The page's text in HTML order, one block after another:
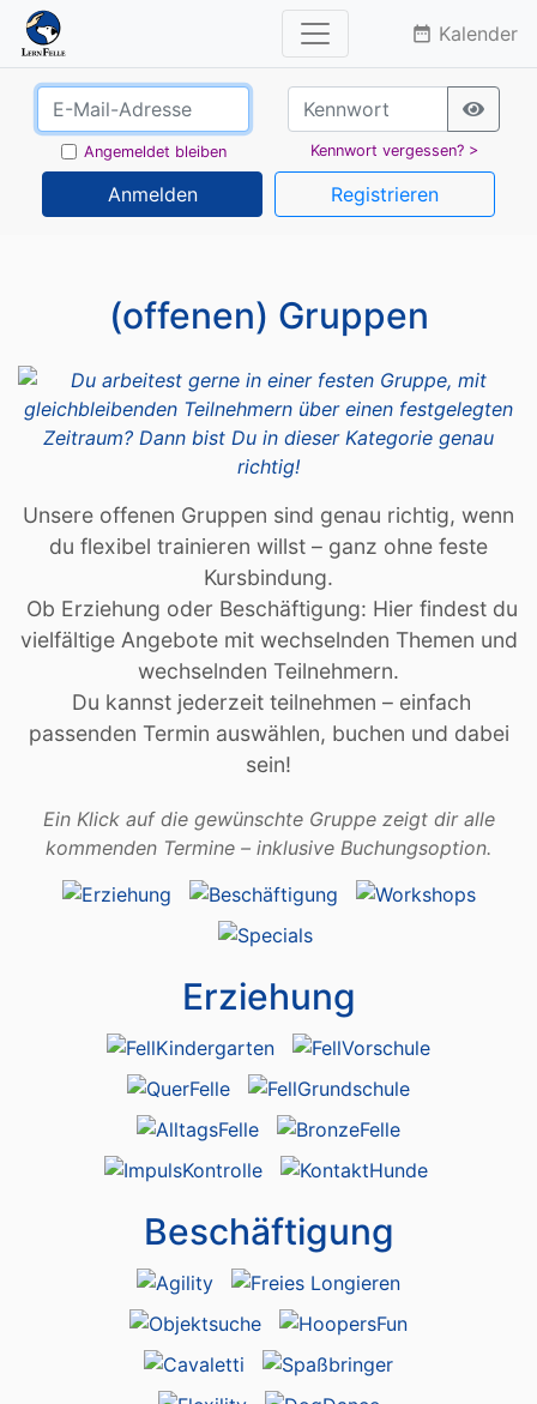
date_range Kalender
Angemeldet bleiben Kennwort vergessen? >
Anmelden Registrieren
(offenen) Gruppen
Unsere offenen Gruppen sind genau richtig, wenn
du flexibel trainieren willst – ganz ohne feste
Kursbindung.
Ob Erziehung oder Beschäftigung: Hier findest du
vielfältige Angebote mit wechselnden Themen und
wechselnden Teilnehmern.
Du kannst jederzeit teilnehmen – einfach
passenden Termin auswählen, buchen und dabei
sein!
Ein Klick auf die gewünschte Gruppe zeigt dir alle
kommenden Termine – inklusive Buchungsoption.
Erziehung
Beschäftigung